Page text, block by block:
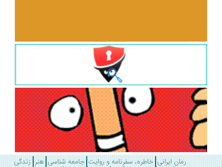
رمان ایرانی خاطره، سفرنامه و روایت جامعه شناسی هنر زندگی